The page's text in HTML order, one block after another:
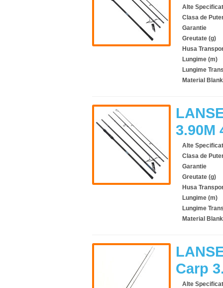
Alte
Clasa de
Garantie
Greutate (g)
Husa
Lungime (m)
Lungime
Material Blank
3.90M
Alte
Clasa de
Garantie
Greutate (g)
Husa
Lungime (m)
Lungime
Material Blank
Carp
Alte